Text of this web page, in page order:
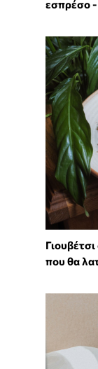
εσπρέσο -
που θα